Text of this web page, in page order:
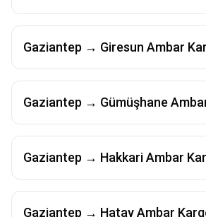
Gaziantep → Giresun Ambar
Gaziantep → Gümüşhane
Gaziantep → HakkariAmbar
Gaziantep → HatayAmbar